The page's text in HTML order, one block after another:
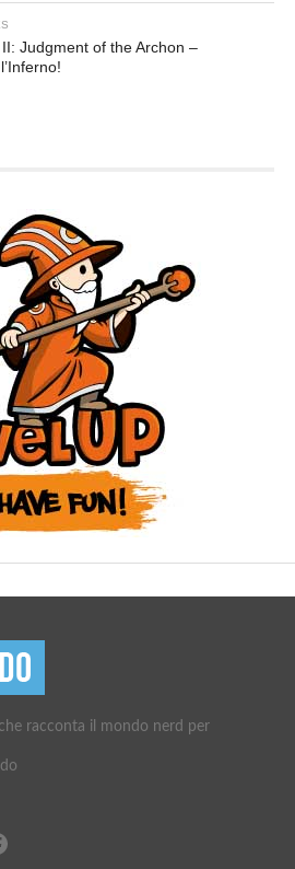
Judgment of the Archon –
racconta il mondo nerd per